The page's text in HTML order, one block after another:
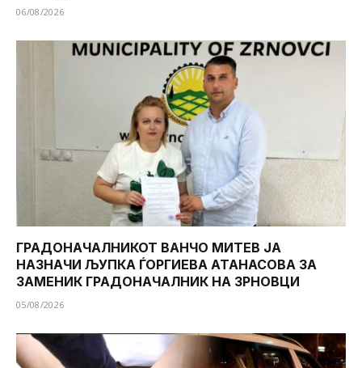
06/08/2026
ГРАДОНАЧАЛНИКОТ ВАНЧО МИТЕВ ЈА
НАЗНАЧИ ЉУПКА ЃОРГИЕВА АТАНАСОВА ЗА
ЗАМЕНИК ГРАДОНАЧАЛНИК НА ЗРНОВЦИ
05/08/2026